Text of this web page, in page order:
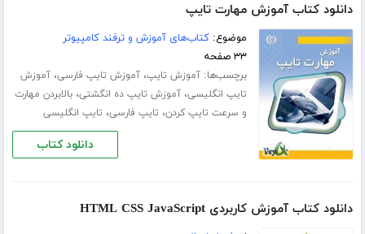
دانلود کتاب آموزش مهارت تایپ
موضوع:کتاب‌های آموزش و ترفند کامپیوتر
۳۳ صفحه
برچسب‌ها:آموزش تایپ،آموزش تایپ فارسی،آموزش
تایپ انگلیسی،آموزش تایپ ده انگشتی،بالابردن مهارت
و سرعت تایپ کردن، تایپ فارسی، تایپ انگلیسی
دانلود کتاب
دانلود کتاب آموزش کاربردی HTML CSS JavaScript